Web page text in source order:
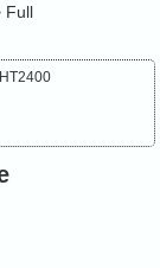
Full